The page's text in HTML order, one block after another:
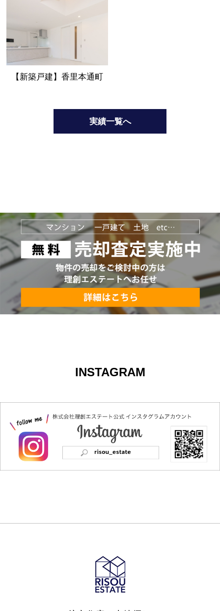
【新築戸建】香里本通町
実績一覧へ
INSTAGRAM